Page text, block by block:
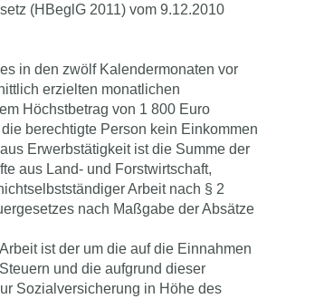
(HBeglG 2011) vom 9.12.2010
in den zwölf Kalendermonaten vor
erzielten monatlichen
Höchstbetrag von 1 800 Euro
berechtigte Person kein Einkommen
Erwerbstätigkeit ist die Summe der
aus Land- und Forstwirtschaft,
Arbeit nach § 2
nach Maßgabe der Absätze
ist der um die auf die Einnahmen
und die aufgrund dieser
Sozialversicherung in Höhe des